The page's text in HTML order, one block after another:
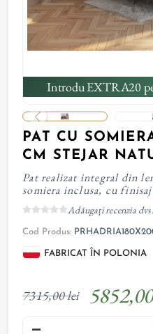
Introdu EXTRA20
PAT CU
CM STEJAR
Pat realizat integral din
somiera inclusa, cu
Adăugați recenzia dvs.
Cod Produs:
FABRICAT ÎN POLONIA
7315,00 lei